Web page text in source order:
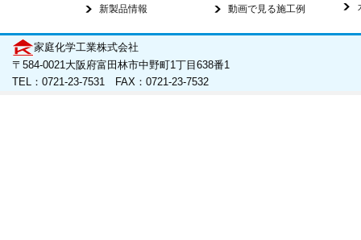
新製品情報
動画で見る施工例
家庭化学工業株式会社
〒584-0021大阪府富田林市中野町1丁目638番1
TEL：0721-23-7531 FAX：0721-23-7532